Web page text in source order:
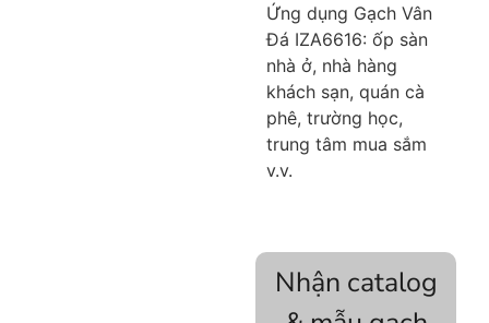
Ứng dụng Gạch Vân
Đá IZA6616: ốp sàn
nhà ở, nhà hàng
khách sạn, quán cà
phê, trường học,
trung tâm mua sắm
v.v.
Nhận catalog